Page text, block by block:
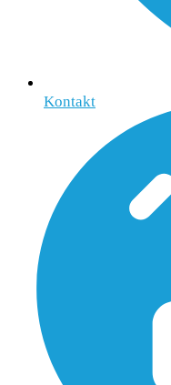
Kontakt